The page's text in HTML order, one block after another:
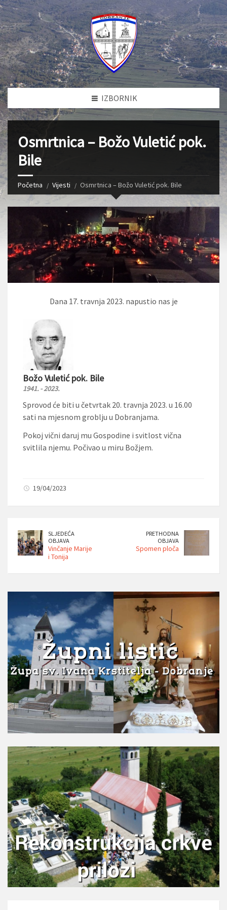
IZBORNIK
Osmrtnica – Božo Vuletić pok.
Bile
Početna Vijesti Osmrtnica – Božo Vuletić pok. Bile
Dana 17. travnja 2023. napustio nas je
Božo Vuletić pok. Bile
1941. - 2023.
Sprovod će biti u četvrtak 20. travnja 2023. u 16.00
sati na mjesnom groblju u Dobranjama.
Pokoj vični daruj mu Gospodine i svitlost vična
svitlila njemu. Počivao u miru Božjem.
19/04/2023
SLJEDEĆA
OBJAVA
Vinčanje Marije
i Tonija
PRETHODNA
OBJAVA
Spomen ploča